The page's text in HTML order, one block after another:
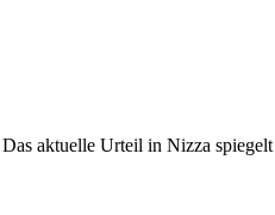
aktuelle Urteil in Nizza